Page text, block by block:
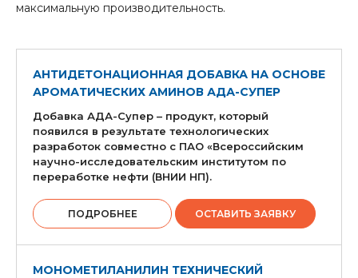
максимальную производительность.
АНТИДЕТОНАЦИОННАЯ ДОБАВКА НА ОСНОВЕ
АРОМАТИЧЕСКИХ АМИНОВ АДА-СУПЕР
Добавка АДА-Супер – продукт, который
появился в результате технологических
разработок совместно с ПАО «Всероссийским
научно-исследовательским институтом по
переработке нефти (ВНИИ НП).
ПОДРОБНЕЕ ОСТАВИТЬ ЗАЯВКУ
МОНОМЕТИЛАНИЛИН ТЕХНИЧЕСКИЙ